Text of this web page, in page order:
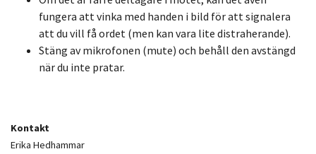
fungera att vinka med handen i bild för att signalera
att du vill få ordet (men kan vara lite distraherande).
Stäng av mikrofonen (mute) och behåll den avstängd
när du inte pratar.
Kontakt
Erika Hedhammar